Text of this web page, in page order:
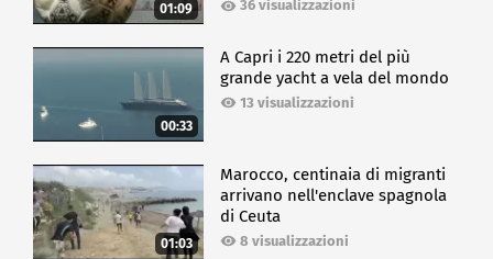
01:09 36 visualizzazioni
00:33
A Capri i 220 metri del più
grande yacht a vela del mondo
13 visualizzazioni
01:03
Marocco, centinaia di migranti
arrivano nell'enclave spagnola
di Ceuta
8 visualizzazioni